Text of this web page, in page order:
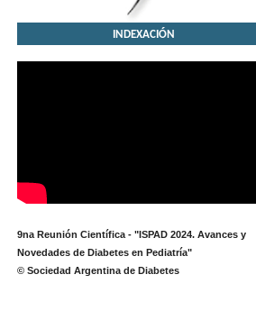
INDEXACIÓN
9na Reunión Científica - "ISPAD 2024. Avances y
Novedades de Diabetes en Pediatría"
© Sociedad Argentina de Diabetes